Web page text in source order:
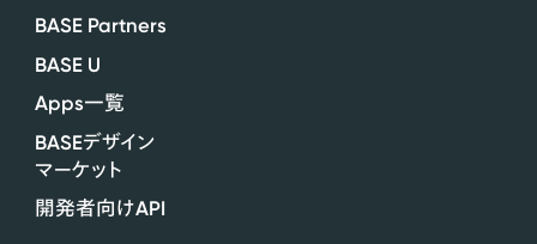
BASE Partners
BASE U
Apps一覧
BASEデザイン
マーケット
開発者向けAPI